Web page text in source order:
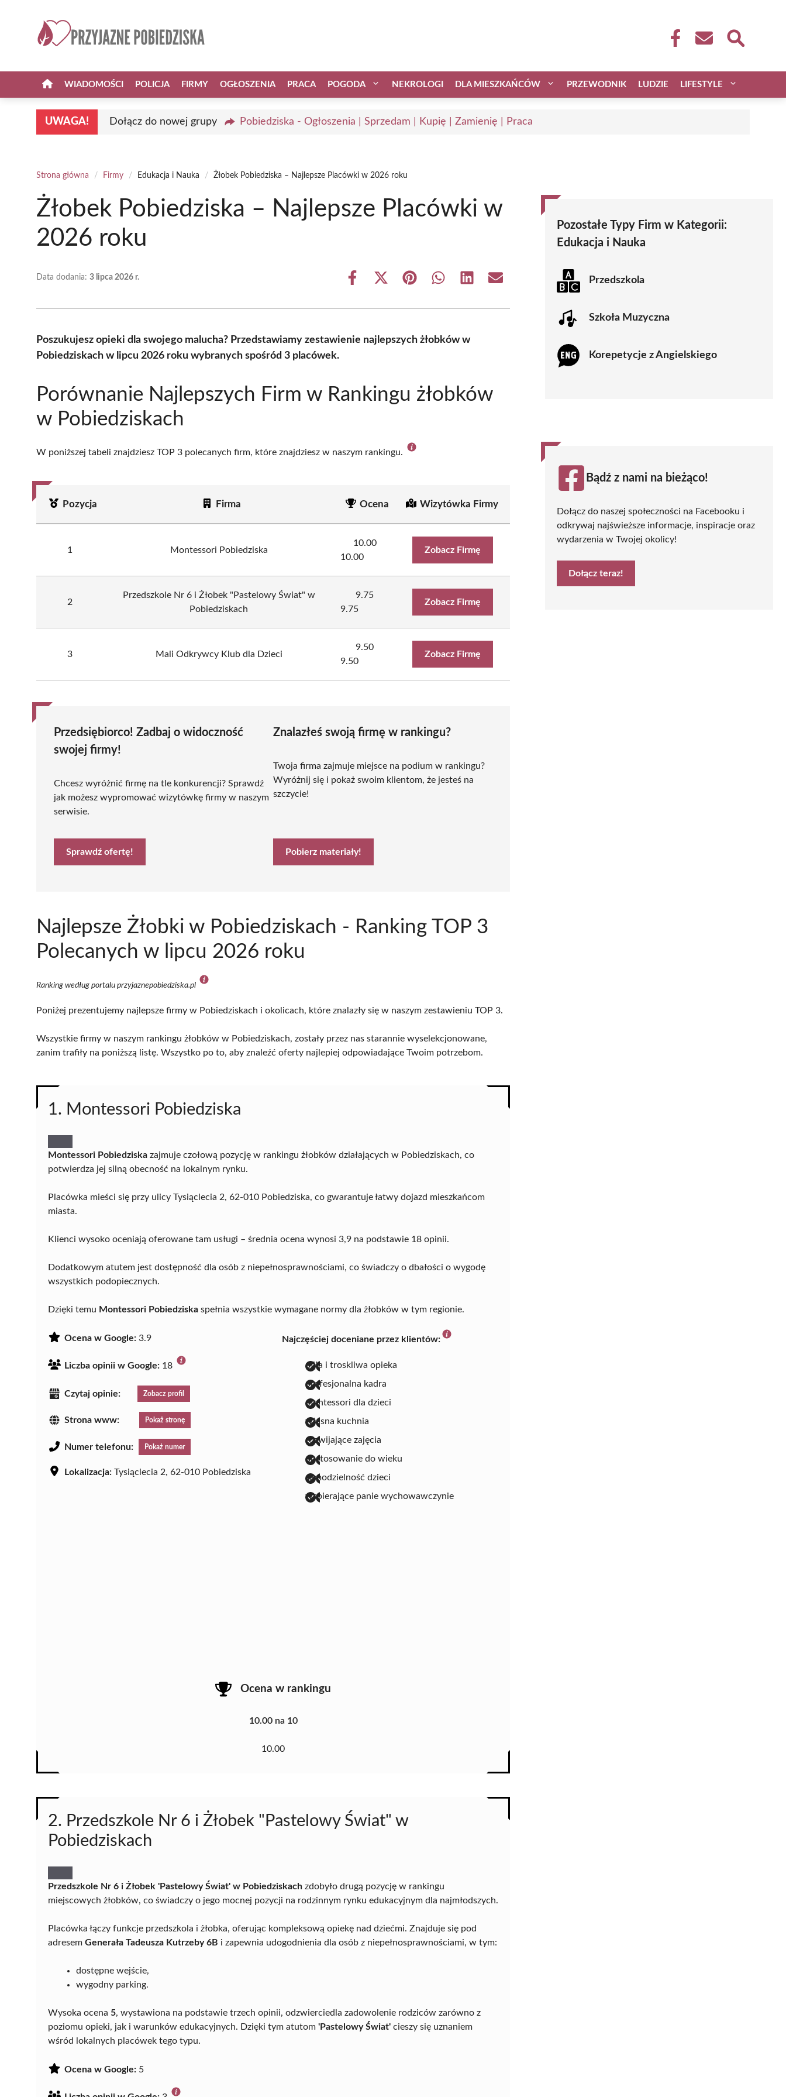
WIADOMOŚCI POLICJA FIRMY OGŁOSZENIA PRACA POGODA NEKROLOGI DLA MIESZKAŃCÓW PRZEWODNIK LUDZIE LIFESTYLE
UWAGA! Dołącz do nowej grupy Pobiedziska - Ogłoszenia | Sprzedam | Kupię | Zamienię | Praca
Strona główna / Firmy / Edukacja i Nauka / Żłobek Pobiedziska – Najlepsze Placówki w 2026 roku
Żłobek Pobiedziska – Najlepsze Placówki w
2026 roku
Data dodania: 3 lipca 2026 r.
Share
Share
(Twitter)
Share Share Share Share
Poszukujesz opieki dla swojego malucha? Przedstawiamy zestawienie najlepszych żłobków w
Pobiedziskach w lipcu 2026 roku wybranych spośród 3 placówek.
Porównanie Najlepszych Firm w Rankingu żłobków
w Pobiedziskach
W poniższej tabeli znajdziesz TOP 3 polecanych firm, które znajdziesz w naszym rankingu.
Pozycja Firma Ocena Wizytówka Firmy
1 Montessori Pobiedziska
10.00
10.00
Zobacz Firmę
2
Przedszkole Nr 6 i Żłobek "Pastelowy Świat" w
Pobiedziskach
9.75
9.75
Zobacz Firmę
3 Mali Odkrywcy Klub dla Dzieci
9.50
9.50
Zobacz Firmę
Przedsiębiorco! Zadbaj o widoczność
swojej firmy!
Chcesz wyróżnić firmę na tle konkurencji? Sprawdź
jak możesz wypromować wizytówkę firmy w naszym
serwisie.
Sprawdź ofertę!
Znalazłeś swoją firmę w rankingu?
Twoja firma zajmuje miejsce na podium w rankingu?
Wyróżnij się i pokaż swoim klientom, że jesteś na
szczycie!
Pobierz materiały!
Najlepsze Żłobki w Pobiedziskach - Ranking TOP 3
Polecanych w lipcu 2026 roku
Ranking według portalu przyjaznepobiedziska.pl
Poniżej prezentujemy najlepsze firmy w Pobiedziskach i okolicach, które znalazły się w naszym zestawieniu TOP 3.
Wszystkie firmy w naszym rankingu żłobków w Pobiedziskach, zostały przez nas starannie wyselekcjonowane,
zanim trafiły na poniższą listę. Wszystko po to, aby znaleźć oferty najlepiej odpowiadające Twoim potrzebom.
1. Montessori Pobiedziska
Montessori Pobiedziska zajmuje czołową pozycję w rankingu żłobków działających w Pobiedziskach, co
potwierdza jej silną obecność na lokalnym rynku.
Placówka mieści się przy ulicy Tysiąclecia 2, 62-010 Pobiedziska, co gwarantuje łatwy dojazd mieszkańcom
miasta.
Klienci wysoko oceniają oferowane tam usługi – średnia ocena wynosi 3,9 na podstawie 18 opinii.
Dodatkowym atutem jest dostępność dla osób z niepełnosprawnościami, co świadczy o dbałości o wygodę
wszystkich podopiecznych.
Dzięki temu Montessori Pobiedziska spełnia wszystkie wymagane normy dla żłobków w tym regionie.
Ocena w Google: 3.9
Liczba opinii w Google: 18
Czytaj opinie: Zobacz profil
Strona www: Pokaż stronę
Numer telefonu: Pokaż numer
Lokalizacja: Tysiąclecia 2, 62-010 Pobiedziska
Najczęściej doceniane przez klientów:
miła i troskliwa opieka
profesjonalna kadra
montessori dla dzieci
własna kuchnia
rozwijające zajęcia
dostosowanie do wieku
samodzielność dzieci
wspierające panie wychowawczynie
Ocena w rankingu
10.00 na 10
10.00
2. Przedszkole Nr 6 i Żłobek "Pastelowy Świat" w
Pobiedziskach
Przedszkole Nr 6 i Żłobek 'Pastelowy Świat' w Pobiedziskach zdobyło drugą pozycję w rankingu
miejscowych żłobków, co świadczy o jego mocnej pozycji na rodzinnym rynku edukacyjnym dla najmłodszych.
Placówka łączy funkcje przedszkola i żłobka, oferując kompleksową opiekę nad dziećmi. Znajduje się pod
adresem Generała Tadeusza Kutrzeby 6B i zapewnia udogodnienia dla osób z niepełnosprawnościami, w tym:
dostępne wejście,
wygodny parking.
Wysoka ocena 5, wystawiona na podstawie trzech opinii, odzwierciedla zadowolenie rodziców zarówno z
poziomu opieki, jak i warunków edukacyjnych. Dzięki tym atutom 'Pastelowy Świat' cieszy się uznaniem
wśród lokalnych placówek tego typu.
Ocena w Google: 5
Pozostałe Typy Firm w Kategorii:
Edukacja i Nauka
Przedszkola
Szkoła Muzyczna
Korepetycje z Angielskiego
Bądź z nami na bieżąco!
Dołącz do naszej społeczności na Facebooku i
odkrywaj najświeższe informacje, inspiracje oraz
wydarzenia w Twojej okolicy!
Dołącz teraz!